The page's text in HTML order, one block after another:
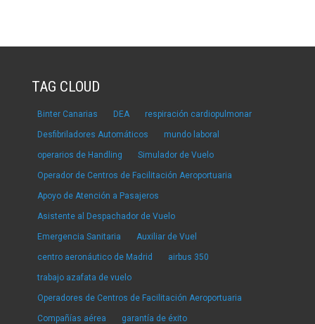
TAG CLOUD
Binter Canarias DEA respiración cardiopulmonar
Desfibriladores Automáticos mundo laboral
operarios de Handling Simulador de Vuelo
Operador de Centros de Facilitación Aeroportuaria
Apoyo de Atención a Pasajeros
Asistente al Despachador de Vuelo
Emergencia Sanitaria Auxiliar de Vuel
centro aeronáutico de Madrid airbus 350
trabajo azafata de vuelo
Operadores de Centros de Facilitación Aeroportuaria
Compañías aérea garantía de éxito